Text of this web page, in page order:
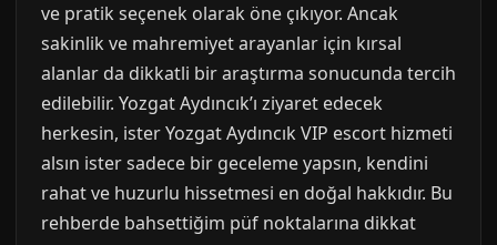
ve pratik seçenek olarak öne çıkıyor. Ancak
sakinlik ve mahremiyet arayanlar için kırsal
alanlar da dikkatli bir araştırma sonucunda tercih
edilebilir. Yozgat Aydıncık’ı ziyaret edecek
herkesin, ister Yozgat Aydıncık VIP escort hizmeti
alsın ister sadece bir geceleme yapsın, kendini
rahat ve huzurlu hissetmesi en doğal hakkıdır. Bu
rehberde bahsettiğim püf noktalarına dikkat